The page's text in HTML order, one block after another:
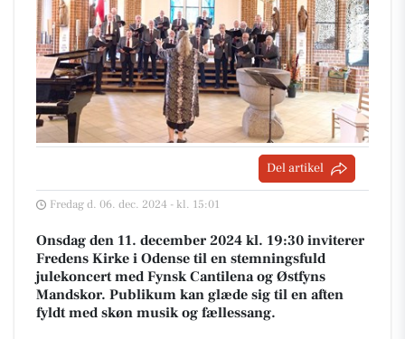
Del artikel
Fredag d. 06. dec. 2024 - kl. 15:01
Onsdag den 11. december 2024 kl. 19:30 inviterer
Fredens Kirke i Odense til en stemningsfuld
julekoncert med Fynsk Cantilena og Østfyns
Mandskor. Publikum kan glæde sig til en aften
fyldt med skøn musik og fællessang.